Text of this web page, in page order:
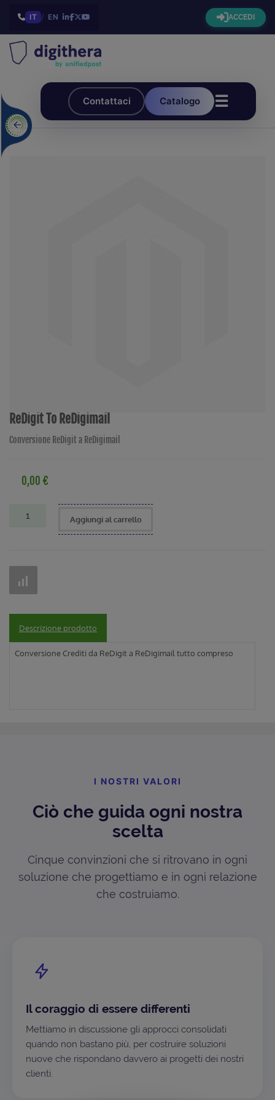
IT / EN ACCEDI
Contattaci Catalogo ☰
ReDigit To ReDigimail
Conversione ReDigit a ReDigimail
0,00 €
Aggiungi al carrello
Descrizione prodotto
Conversione Crediti da ReDigit a ReDigimail tutto compreso
I NOSTRI VALORI
Ciò che guida ogni nostra
scelta
Cinque convinzioni che si ritrovano in ogni
soluzione che progettiamo e in ogni relazione
che costruiamo.
Il coraggio di essere differenti
Mettiamo in discussione gli approcci consolidati
quando non bastano più, per costruire soluzioni
nuove che rispondano davvero ai progetti dei nostri
clienti.